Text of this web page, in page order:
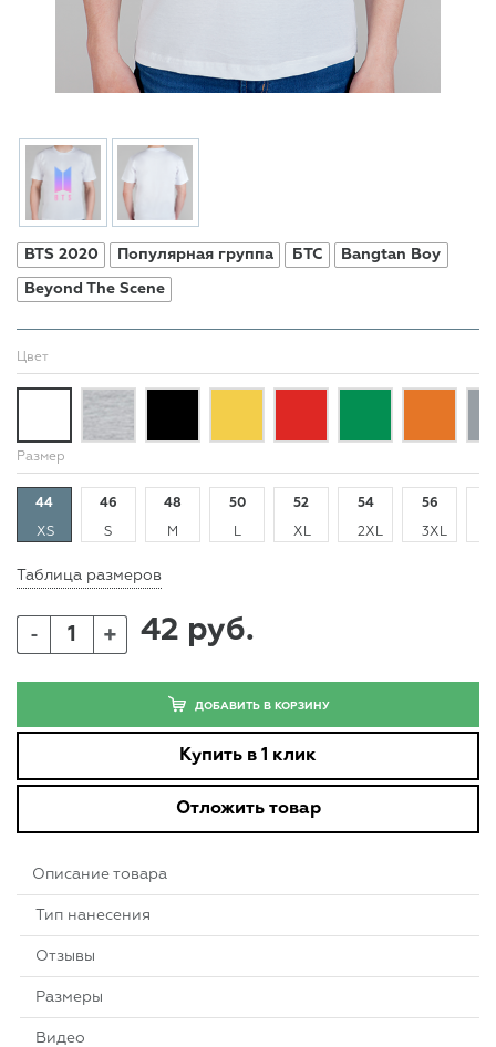
BTS 2020 Популярная группа БТС Bangtan Boy
Beyond The Scene
Цвет
Размер
44
XS
46
S
48
M
50
L
52
XL
54
2XL
56
3XL
Таблица размеров
- + 42 руб.
ДОБАВИТЬ В КОРЗИНУ
Купить в 1 клик
Отложить товар
Описание товара
Тип нанесения
Отзывы
Размеры
Видео